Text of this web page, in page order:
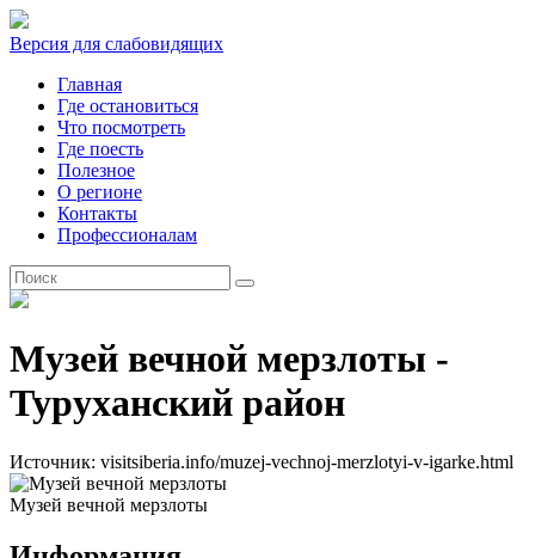
Версия для слабовидящих
Главная
Где остановиться
Что посмотреть
Где поесть
Полезное
О регионе
Контакты
Профессионалам
Музей вечной мерзлоты -
Туруханский район
Источник: visitsiberia.info/muzej-vechnoj-merzlotyi-v-igarke.html
Музей вечной мерзлоты